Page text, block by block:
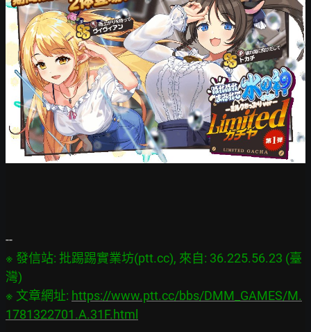
※ 發信站: 批踢踢實業坊(ptt.cc), 來自: 36.225.56.23 (臺
灣)
※ 文章網址: https://www.ptt.cc/bbs/DMM_GAMES/M.
1781322701.A.31F.html